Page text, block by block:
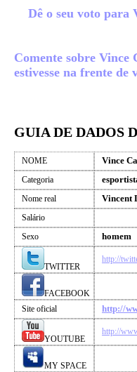
Dê o seu voto para
Comente sobre Vince
estivesse na frente de
GUIA DE DADOS
NOME Vince
Categoria
Nome real Vincent
Salário
Sexo
homem
TWITTER
http://
FACEBOOK
Site oficial
http://
YOUTUBE
http://
MY SPACE